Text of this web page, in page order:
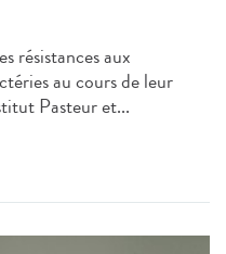
résistances aux
au cours de leur
Pasteur et...